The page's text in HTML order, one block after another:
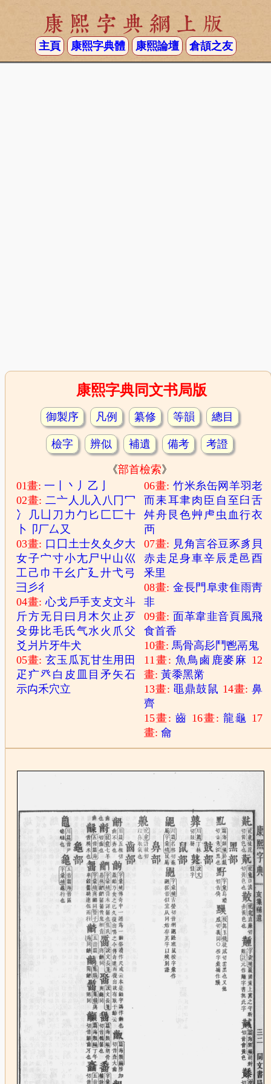
康熙字典網上版
主頁 康熙字典體 康熙論壇 倉頡之友
康熙字典同文书局版
御製序 凡例 纂修 等韻 總目
檢字 辨似 補遺 備考 考證
《部首檢索》
01畫:一 丶 丿 乙
02畫:二亠 人 儿入 八 冂冖
冫
几 凵 刀 力 勹 匕 匚匸十
卜
卩厂厶 又
03畫: 口 囗 土士夂 夊 夕大
女子宀寸小尢尸 屮 山巛
工 己 巾 干幺 广廴廾弋弓
彐 彡彳
04畫:心戈 戶手支 攴文斗
斤方无 日 曰 月木 欠止 歹
殳毋 比毛 氏气水 火 爪父
爻 爿 片牙牛犬
05畫:玄玉 瓜瓦甘生用 田
疋 疒癶 白 皮 目矛 矢石
示禸禾穴立
06畫: 竹米糸缶网 羊羽老
而耒耳聿肉 臣 自 至 臼舌
舛舟 艮色艸 虍 虫 血行衣
襾
07畫: 見角言谷豆豕豸 貝
赤走 足身車辛辰 辵 邑酉
釆里
08畫: 金長門 阜隶隹雨靑
非
09畫: 面革韋韭音頁風飛
食首香
10畫:馬骨高髟 鬥鬯鬲 鬼
11畫: 魚鳥 鹵 鹿麥 麻 12
畫:黃黍黑黹
13畫: 黽鼎鼓鼠 14畫:鼻
齊
15畫:齒 16畫:龍龜 17
畫:龠